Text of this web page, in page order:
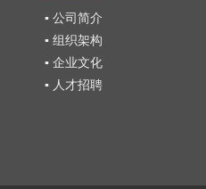
▪ 公司简介
▪ 组织架构
▪ 企业文化
▪ 人才招聘